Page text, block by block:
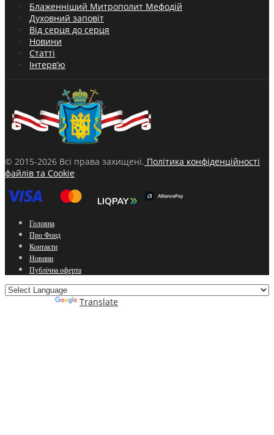
Блаженніший Митрополит Мефодій
Духовний заповіт
Від серця до серця
Новини
Статті
Інтерв’ю
© 2015-2026 Всі права захищені. Політика конфіденційності
файлів та Cookie
Головна
Про Фонд
Контакти
Новини
Публічна оферта
Translate